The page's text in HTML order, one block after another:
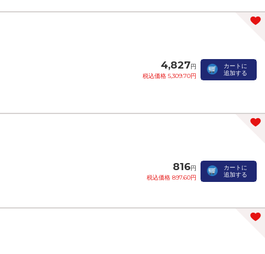
4,827円
税込価格 5,309.70円
カートに
追加する
816円
税込価格 897.60円
カートに
追加する